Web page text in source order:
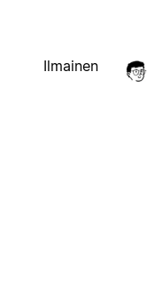
Ilmainen